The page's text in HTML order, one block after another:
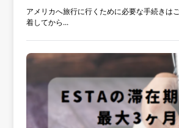
アメリカへ旅行に行くために必要な手続きは
着してから...